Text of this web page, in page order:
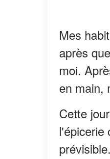
Mes
après
moi.
en main,
Cette
l'épicerie